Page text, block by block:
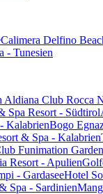
Calimera Delfino
- Tunesien
Aldiana Club Rocca
Spa Resort - Südtirol
KalabrienBogo
& Spa - Kalabrien
Funimation
Resort - Apulien
- GardaseeHotel
Spa - Sardinien